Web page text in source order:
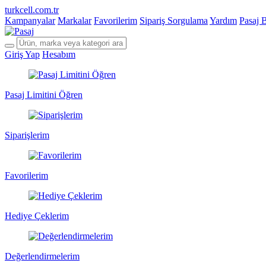
turkcell.com.tr
Kampanyalar Markalar Favorilerim Sipariş Sorgulama Yardım Pasaj
Giriş Yap Hesabım
Pasaj Limitini Öğren
Siparişlerim
Favorilerim
Hediye Çeklerim
Değerlendirmelerim